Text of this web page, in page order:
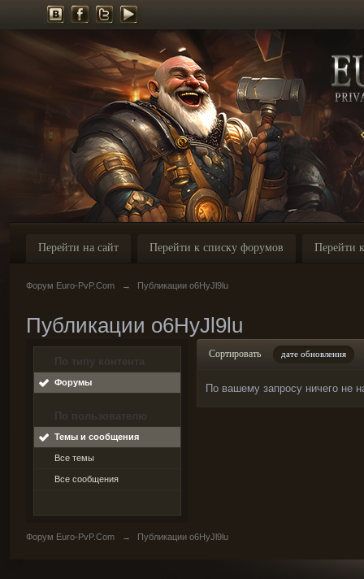
Перейти на сайт Перейти к списку форумов Перейти
Форум Euro-PvP.Com → Публикации o6HyJl9lu
Публикации o6HyJl9lu
По типу контента
Форумы
По пользователю
Темы и сообщения
Все темы
Все сообщения
Сортировать дате обновления
По вашему запросу ничего не
Форум Euro-PvP.Com → Публикации o6HyJl9lu